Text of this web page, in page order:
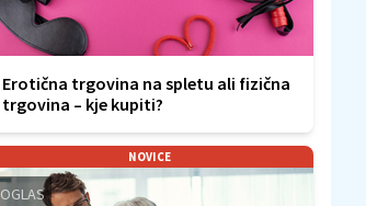
Erotična trgovina na spletu ali fizična
trgovina – kje kupiti?
NOVICE
OGLAS